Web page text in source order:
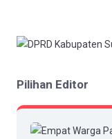
Pilihan Editor